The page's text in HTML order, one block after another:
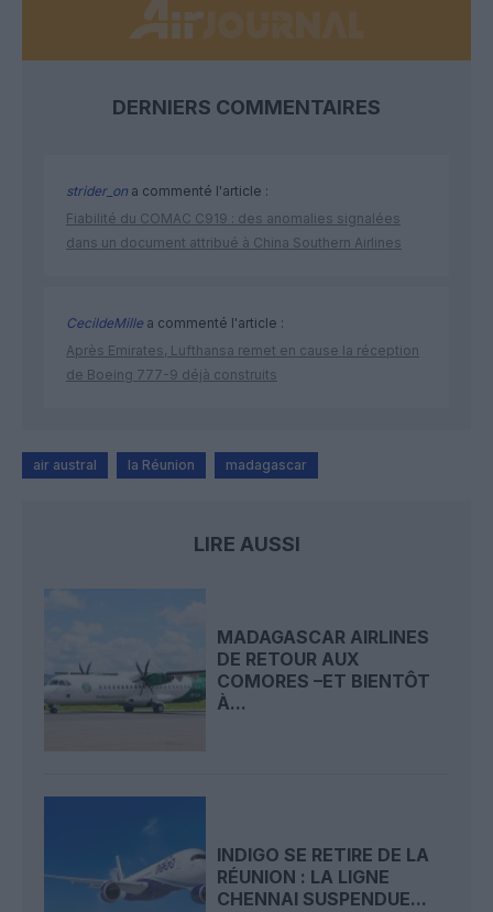
DERNIERS COMMENTAIRES
strider_on a commenté l'article :
Fiabilité du COMAC C919 : des anomalies signalées
dans un document attribué à China Southern Airlines
CecildeMillea commenté l'article :
Après Emirates, Lufthansa remet en cause la réception
de Boeing 777-9 déjà construits
air austral la Réunion madagascar
LIRE AUSSI
MADAGASCAR AIRLINES
DE RETOUR AUX
COMORES –ET BIENTÔT
À...
INDIGO SE RETIRE DE LA
RÉUNION : LA LIGNE
CHENNAI SUSPENDUE...